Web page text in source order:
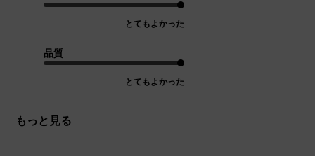
とてもよかった
品質
とてもよかった
もっと見る